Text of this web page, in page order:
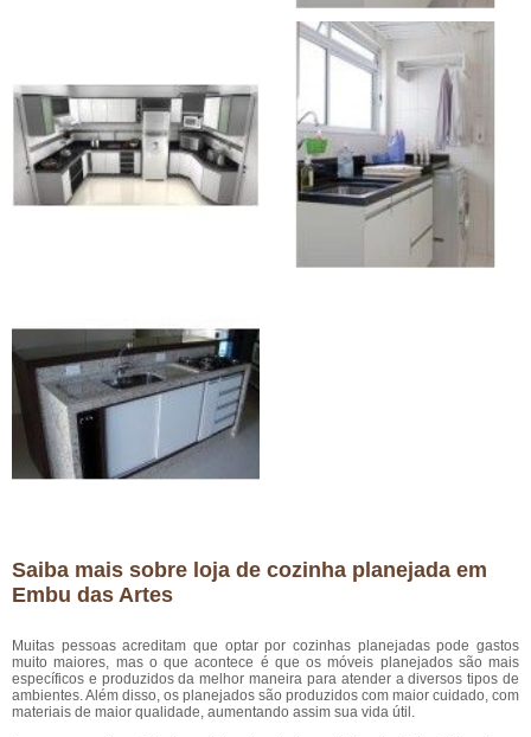
Saiba mais sobre loja de cozinha planejada em
Embu das Artes
Muitas pessoas acreditam que optar por cozinhas planejadas pode gastos
muito maiores, mas o que acontece é que os móveis planejados são mais
específicos e produzidos da melhor maneira para atender a diversos tipos de
ambientes. Além disso, os planejados são produzidos com maior cuidado, com
materiais de maior qualidade, aumentando assim sua vida útil.